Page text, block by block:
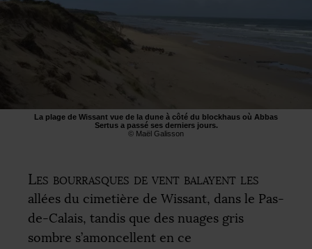
La plage de Wissant vue de la dune à côté du blockhaus où Abbas
Sertus a passé ses derniers jours.
© Maël Galisson
Les bourrasques de vent balayent les
allées du cimetière de Wissant, dans le Pas-
de-Calais, tandis que des nuages gris
sombre s’amoncellent en ce